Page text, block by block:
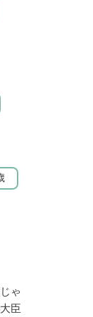
ゃ
臣